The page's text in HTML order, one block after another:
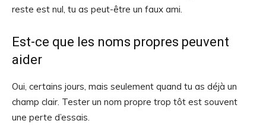
reste est nul, tu as peut-être un faux ami.
Est-ce que les noms propres peuvent
aider
Oui, certains jours, mais seulement quand tu as déjà un
champ clair. Tester un nom propre trop tôt est souvent
une perte d’essais.